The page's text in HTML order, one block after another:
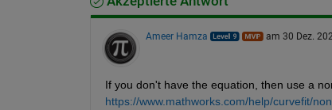
Ameer Hamza am 30 Dez.
If you don't have the equation, then use a
https://www.mathworks.com/help/curvefit/